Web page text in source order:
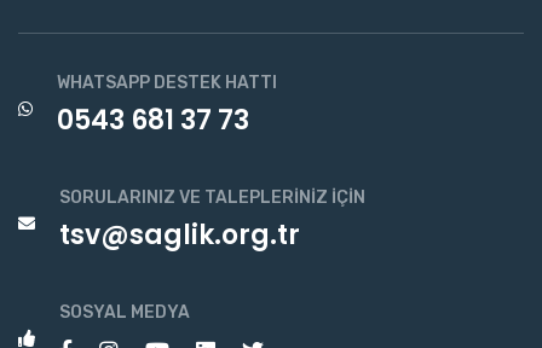
WHATSAPP DESTEK HATTI
0543 681 37 73
SORULARINIZ VE TALEPLERINIZ İÇIN
tsv@saglik.org.tr
SOSYAL MEDYA